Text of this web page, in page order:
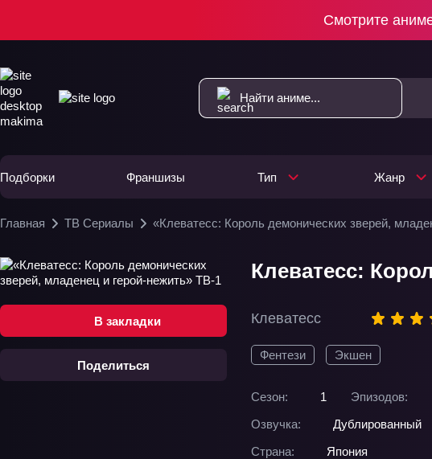
Смотрите
Подборки Франшизы Тип Жанр
Главная ТВ Сериалы «Клеватесс: Король демонических зверей,
В закладки
Поделиться
Клеватесс:
Клеватесс
Фентези Экшен
Сезон: 1 Эпизодов:
Озвучка:
Дублированный
Страна:
Япония